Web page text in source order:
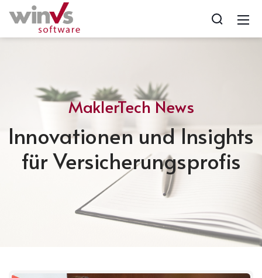
MaklerTech News
Innovationen und Insights
für Versicherungsprofis